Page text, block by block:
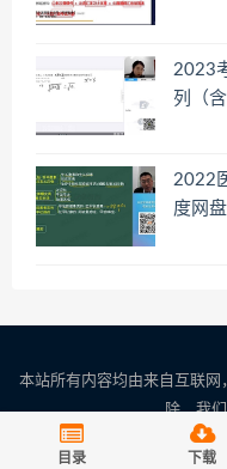
2023
列（
2022
度网
本站所有内容均由来自互联网
除，我
联系邮箱：
目录 下载